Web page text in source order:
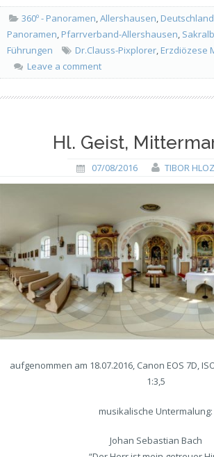
360º - Panoramen,Allershausen, Deutschland
Panoramen, Pfarrverband-Allershausen,
Führungen
Dr.Clauss-Pixplorer, Erzdiözese
Leave a comment
Hl. Geist,
07/08/2016 TIBOR
aufgenommen am 18.07.2016, Canon EOS 7D,
1:3,5
musikalische Untermalung:
Johan Sebastian Bach